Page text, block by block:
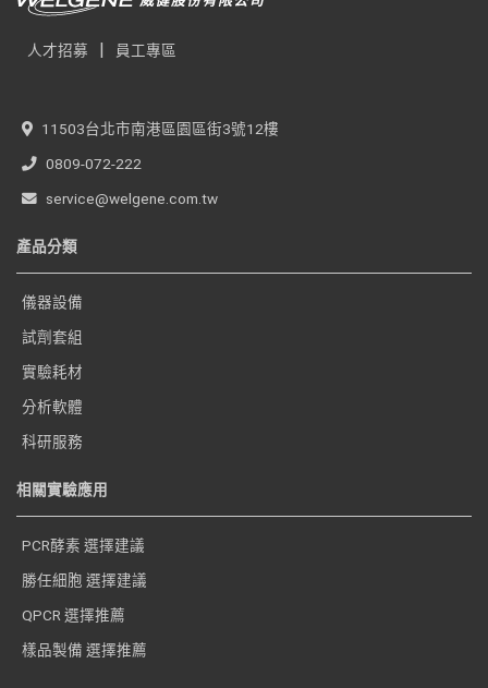
人才招募 | 員工專區
11503台北市南港區園區街3號12樓
0809-072-222
service@welgene.com.tw
產品分類
儀器設備
試劑套組
實驗耗材
分析軟體
科研服務
相關實驗應用
PCR酵素 選擇建議
勝任細胞 選擇建議
QPCR 選擇推薦
樣品製備 選擇推薦